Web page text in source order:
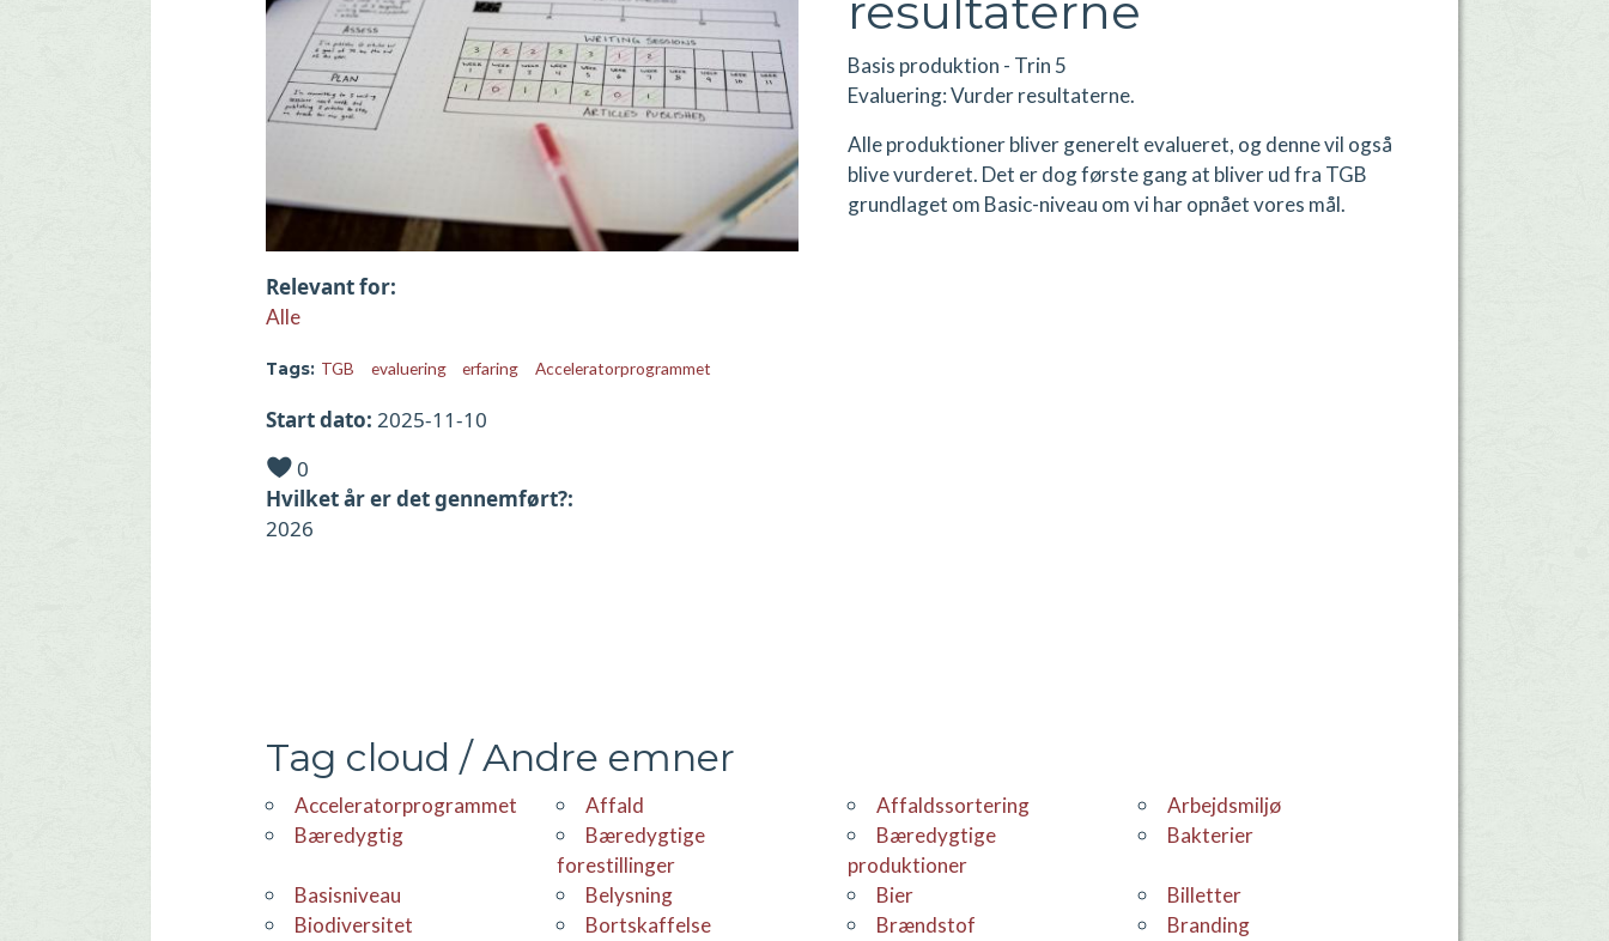
Relevant for
Alle
Tags TGB evaluering erfaring Acceleratorprogrammet
Start dato 2025-11-10
0
Hvilket år er det gennemført?
2026
resultaterne
Basis produktion - Trin 5
Evaluering: Vurder resultaterne.
Alle produktioner bliver generelt evalueret, og denne vil også
blive vurderet. Det er dog første gang at bliver ud fra TGB
grundlaget om Basic-niveau om vi har opnået vores mål.
Tag cloud / Andre emner
Acceleratorprogrammet Affald Affaldssortering
Arbejdsmiljø
Bæredygtig
Bæredygtige
forestillinger
Bæredygtige
produktioner
Bakterier
basisniveau Belysning Bier
Billetter
Biodiversitet
bortskaffelse Brændstof
Branding